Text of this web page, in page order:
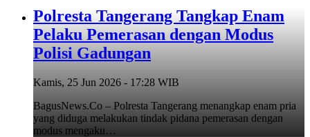
Polresta Tangerang Tangkap Enam
Pelaku Pemerasan dengan Modus
Polisi Gadungan
Kamis, 25 Jun 2026 - 17:28 WIB
BagusNews.Co – Polresta Tangerang menangkap enam pria
yang diduga melakukan tindak pidana pemerasan dengan
modus mengaku…